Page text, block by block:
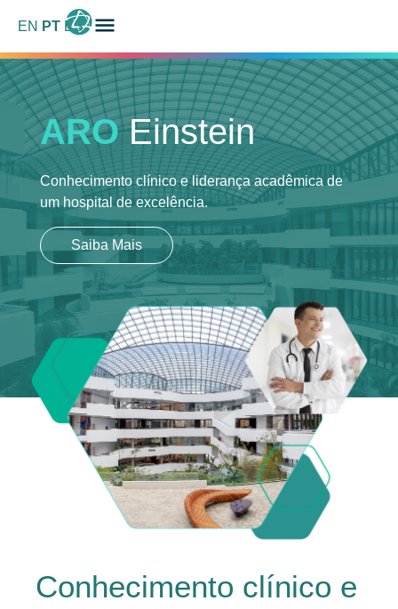
EN PT ES
ARO Einstein
Conhecimento clínico e liderança acadêmica de
um hospital de excelência.
Saiba Mais
Conhecimento clínico e